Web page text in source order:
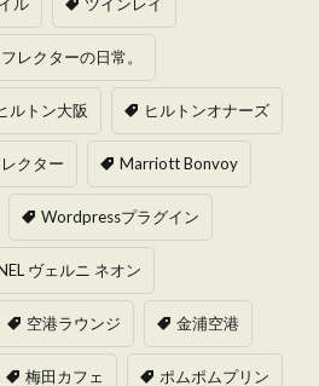
レクターの日常。
ルトン大阪 ヒルトンオナーズ
クター Marriott Bonvoy
Wordpressプラグイン
ヴェルニ ネオン
空港ラウンジ 金浦空港
梅田カフェ ポムポムプリン